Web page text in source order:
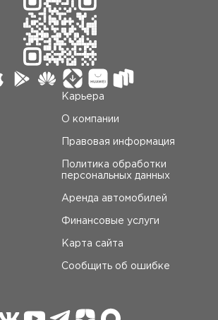
Карьера
О компании
Правовая информация
Политика обработки
персональных данных
Аренда автомобилей
Финансовые услуги
Карта сайта
Сообщить об ошибке